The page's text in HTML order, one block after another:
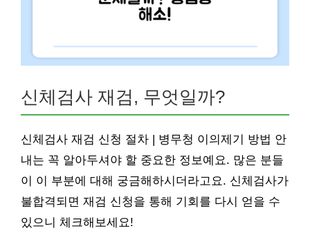
신체검사 재검, 무엇일까?
신체검사 재검 신청 절차 | 병무청 이의제기 방법 안
내는 꼭 알아두셔야 할 중요한 정보예요. 많은 분들
이 이 부분에 대해 궁금해하시더라고요. 신체검사가
불합격되면 재검 신청을 통해 기회를 다시 얻을 수
있으니 체크해보세요!